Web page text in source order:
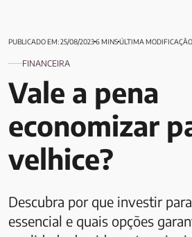
PUBLICADO EM: 25/08/20236 MINSÚLTIMA
FINANCEIRA
Vale a pena
economizar
velhice?
Descubra por que investir
essencial e quais opções